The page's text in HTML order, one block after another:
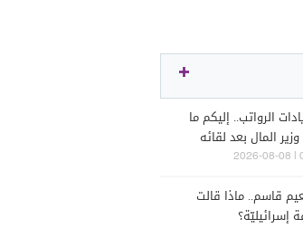
الرواتب.. إليكم ما
وزير المال بعد لقائه
قاسم.. ماذا قالت
إسرائيليّة؟